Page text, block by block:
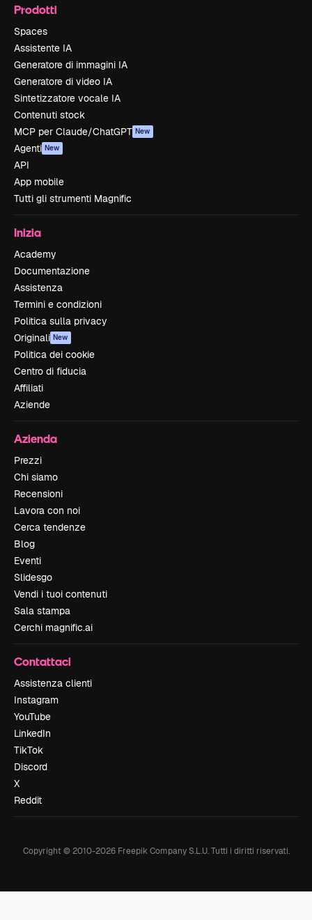
Prodotti
Spaces
Assistente IA
Generatore di immagini IA
Generatore di video IA
Sintetizzatore vocale IA
Contenuti stock
MCP per Claude/ChatGPT New
Agenti New
API
App mobile
Tutti gli strumenti Magnific
Inizia
Academy
Documentazione
Assistenza
Termini e condizioni
Politica sulla privacy
Originali New
Politica dei cookie
Centro di fiducia
Affiliati
Aziende
Azienda
Prezzi
Chi siamo
Recensioni
Lavora con noi
Cerca tendenze
Blog
Eventi
Slidesgo
Vendi i tuoi contenuti
Sala stampa
Cerchi magnific.ai
Contattaci
Assistenza clienti
Instagram
YouTube
LinkedIn
TikTok
Discord
X
Reddit
Copyright © 2010-2026Freepik Company S.L.U. Tutti i diritti riservati.